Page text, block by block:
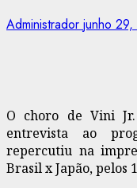
Administrador junho
O choro de Vini
entrevista ao
repercutiu na
Brasil x Japão, pelos